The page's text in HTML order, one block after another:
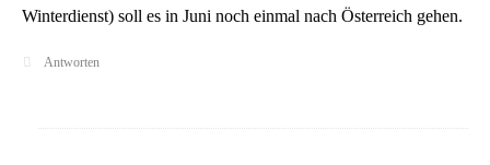
Winterdienst) soll es in Juni noch einmal nach Österreich gehen.
Antworten